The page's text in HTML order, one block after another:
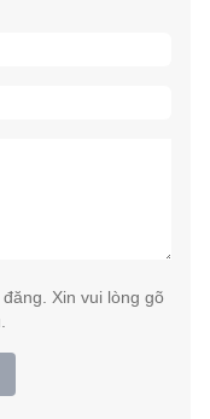
Xin vui lòng gõ